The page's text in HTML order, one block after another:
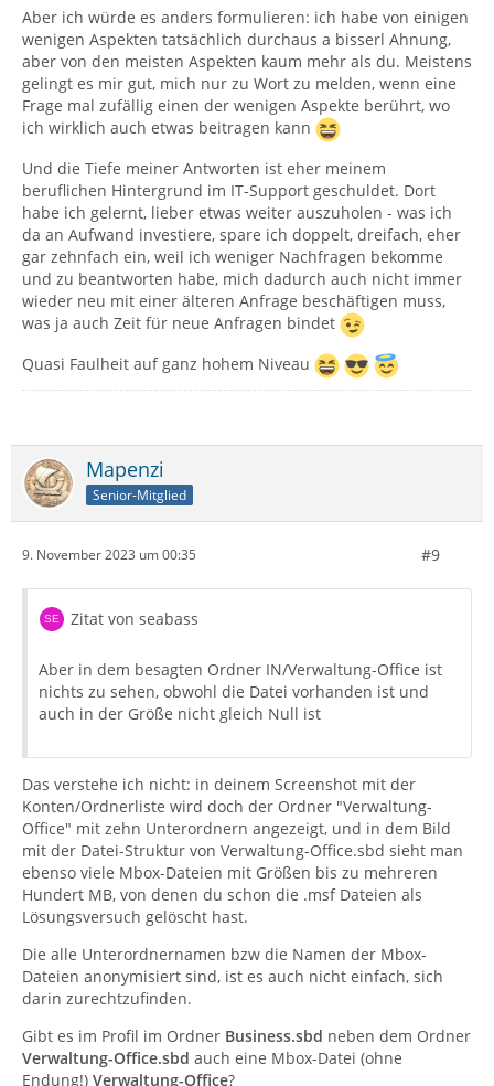
Aber ich würde es anders formulieren: ich habe von einigen
wenigen Aspekten tatsächlich durchaus a bisserl Ahnung,
aber von den meisten Aspekten kaum mehr als du. Meistens
gelingt es mir gut, mich nur zu Wort zu melden, wenn eine
Frage mal zufällig einen der wenigen Aspekte berührt, wo
ich wirklich auch etwas beitragen kann
Und die Tiefe meiner Antworten ist eher meinem
beruflichen Hintergrund im IT-Support geschuldet. Dort
habe ich gelernt, lieber etwas weiter auszuholen - was ich
da an Aufwand investiere, spare ich doppelt, dreifach, eher
gar zehnfach ein, weil ich weniger Nachfragen bekomme
und zu beantworten habe, mich dadurch auch nicht immer
wieder neu mit einer älteren Anfrage beschäftigen muss,
was ja auch Zeit für neue Anfragen bindet
Quasi Faulheit auf ganz hohem Niveau
Mapenzi
Senior-Mitglied
9. November 2023 um 00:35 #9
Zitat von seabass
Aber in dem besagten Ordner IN/Verwaltung-Office ist
nichts zu sehen, obwohl die Datei vorhanden ist und
auch in der Größe nicht gleich Null ist
Das verstehe ich nicht: in deinem Screenshot mit der
Konten/Ordnerliste wird doch der Ordner "Verwaltung-
Office" mit zehn Unterordnern angezeigt, und in dem Bild
mit der Datei-Struktur von Verwaltung-Office.sbd sieht man
ebenso viele Mbox-Dateien mit Größen bis zu mehreren
Hundert MB, von denen du schon die .msf Dateien als
Lösungsversuch gelöscht hast.
Die alle Unterordnernamen bzw die Namen der Mbox-
Dateien anonymisiert sind, ist es auch nicht einfach, sich
darin zurechtzufinden.
Gibt es im Profil im Ordner Business.sbd neben dem Ordner
Verwaltung-Office.sbd auch eine Mbox-Datei (ohne
Endung!) Verwaltung-Office?